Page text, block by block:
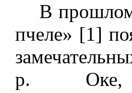
В
пчеле» [1]
р. Оке,